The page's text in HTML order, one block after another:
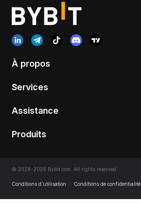
À propos
Services
Assistance
Produits
© 2018-2026 Bybit.com. All rights reserved.
Conditions d’utilisation Conditions de confidentialité